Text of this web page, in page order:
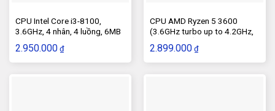
CPU Intel Core i3-8100,
3.6GHz, 4 nhân, 4 luồng, 6MB
2.950.000 ₫
CPU AMD Ryzen 5 3600
(3.6GHz turbo up to 4.2GHz,
65W) – Socket AMD AM4
2.899.000 ₫